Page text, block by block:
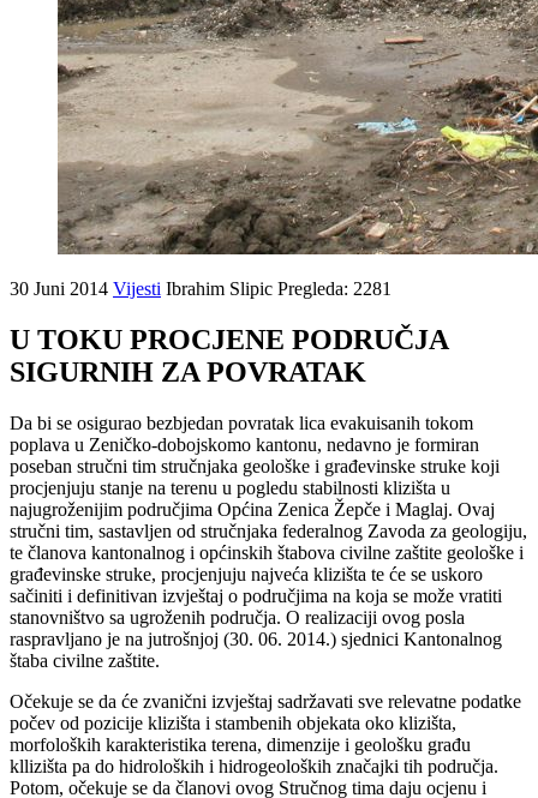
30 Juni 2014 Vijesti Ibrahim Slipic Pregleda: 2281
U TOKU PROCJENE PODRUČJA
SIGURNIH ZA POVRATAK
Da bi se osigurao bezbjedan povratak lica evakuisanih tokom
poplava u Zeničko-dobojskomo kantonu, nedavno je formiran
poseban stručni tim stručnjaka geološke i građevinske struke koji
procjenjuju stanje na terenu u pogledu stabilnosti klizišta u
najugroženijim područjima Općina Zenica Žepče i Maglaj. Ovaj
stručni tim, sastavljen od stručnjaka federalnog Zavoda za geologiju,
te članova kantonalnog i općinskih štabova civilne zaštite geološke i
građevinske struke, procjenjuju najveća klizišta te će se uskoro
sačiniti i definitivan izvještaj o područjima na koja se može vratiti
stanovništvo sa ugroženih područja. O realizaciji ovog posla
raspravljano je na jutrošnjoj (30. 06. 2014.) sjednici Kantonalnog
štaba civilne zaštite.
Očekuje se da će zvanični izvještaj sadržavati sve relevatne podatke
počev od pozicije klizišta i stambenih objekata oko klizišta,
morfoloških karakteristika terena, dimenzije i geološku građu
kllizišta pa do hidroloških i hidrogeoloških značajki tih područja.
Potom, očekuje se da članovi ovog Stručnog tima daju ocjenu i